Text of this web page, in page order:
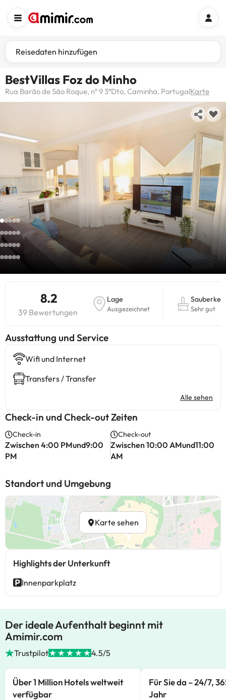
Reisedaten hinzufügen
BestVillas Foz do Minho
Rua Barão de São Roque, nº 9 3ªDto, Caminha, PortugalKarte
8.2
39 Bewertungen
Lage
Ausgezeichnet
Sauberkeit
Sehr gut
​Ausstattung und Service
Wifi und Internet
Transfers / Transfer
Alle sehen
Check-in und Check-out Zeiten
Check-in
Zwischen 4:00 PMund9:00
PM
Check-out
Zwischen 10:00 AMund11:00
AM
Standort und Umgebung
Karte sehen
Highlights der Unterkunft
Innenparkplatz
Der ideale Aufenthalt beginnt mit
Amimir.com
Trustpilot 4.5/5
Über 1 Million Hotels weltweit
verfügbar
Für Sie da – 24/7,
Jahr